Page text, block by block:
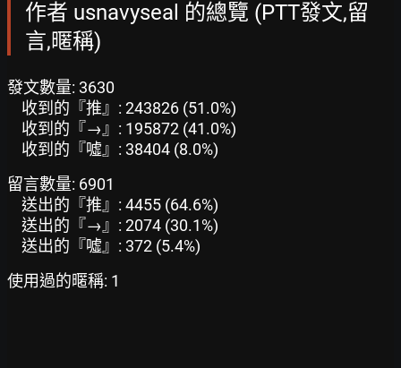
作者 usnavyseal 的總覽 (PTT發文,留
言,暱稱)
發文數量: 3630
收到的『推』: 243826 (51.0%)
收到的『→』: 195872 (41.0%)
收到的『噓』: 38404 (8.0%)
留言數量: 6901
送出的『推』: 4455 (64.6%)
送出的『→』: 2074 (30.1%)
送出的『噓』: 372 (5.4%)
使用過的暱稱: 1